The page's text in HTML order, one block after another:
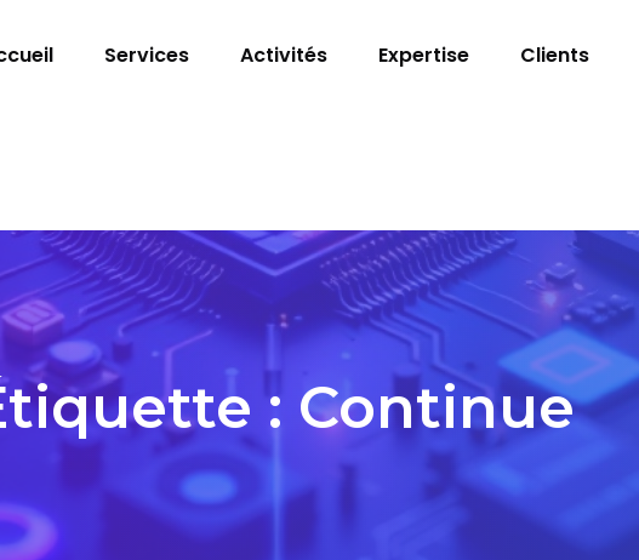
Services Activités Expertise Clients
: Continue